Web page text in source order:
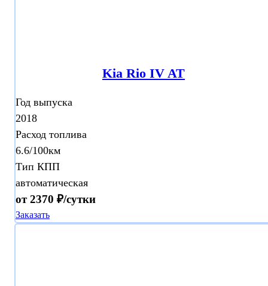
Kia Rio IV AT
Год выпуска
2018
Расход топлива
6.6/100км
Тип КПП
автоматическая
от 2370 ₽/сутки
Заказать